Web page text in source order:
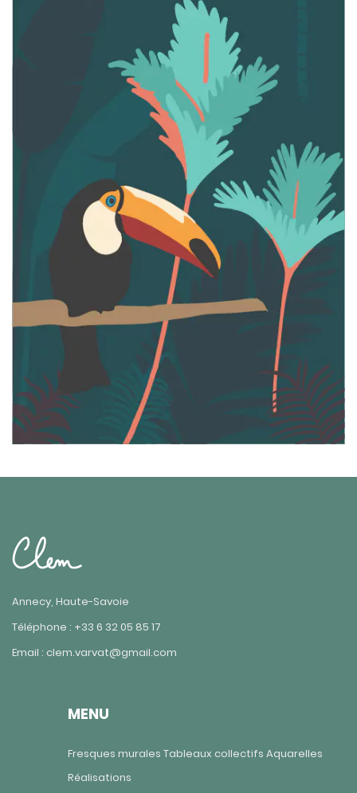
Annecy, Haute-Savoie
Téléphone : +33 6 32 05 85 17
Email : clem.varvat@gmail.com
MENU
Fresques murales Tableaux collectifs Aquarelles
Réalisations